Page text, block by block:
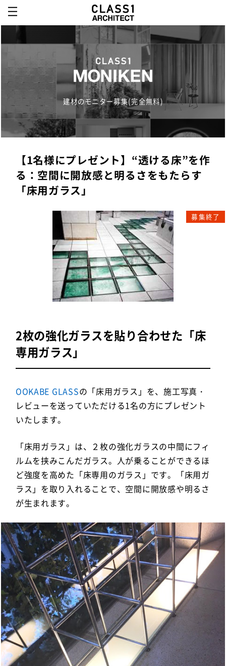
建材のモニター募集(完全無料)
【1名様にプレゼント】“透ける床”を作
る：空間に開放感と明るさをもたらす
「床用ガラス」
募集終了
2枚の強化ガラスを貼り合わせた「床
専用ガラス」
OOKABE GLASSの「床用ガラス」を、施工写真・
レビューを送っていただける1名の方にプレゼント
いたします。
「床用ガラス」は、２枚の強化ガラスの中間にフィ
ルムを挟みこんだガラス。人が乗ることができるほ
ど強度を高めた「床専用のガラス」です。「床用ガ
ラス」を取り入れることで、空間に開放感や明るさ
が生まれます。